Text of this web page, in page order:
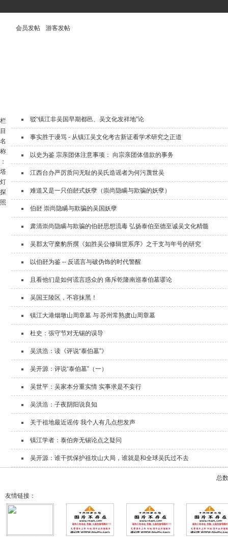
会员发帖 游客发帖
栏
目
名
称
：
塔
灯
探
照
驳“镇江非吴国早期都邑、吴文化发祥地”论
事实胜于谩骂 - 从镇江吴文化考古新证看学术研究之正道
以史为鉴 宗亲团体注意事项： 向宗亲团体借款的事务
江西台办严厉质问无耻的吴氏造谣者为何污蔑世吴
难道又是一只伯噽式妖孽（崇尚隐瞒与欺骗的妖孽）
伯噽 崇尚隐瞒与欺骗的吴国妖孽
肃清崇尚隐瞒与欺骗的伯噽思想流毒 弘扬泰伯至德至诚吴文化精髓
吴郡太守糜豹所撰《如胜吴公修辑世系序》之干支与年号的研究
以伯噽为鉴 -- 反谎言与破伪饰的时代警醒
且看他们是如何谎言惑众的 痛斥乾隆南巡泰伯墓谬论
吴国王陵区，不容抹黑！
镇江大港烟墩山周章墓 与 苏州常熟虞山周章墓
杜史：張守节对无锡的误导
吴洪浩：读《评说“泰伯墓”》
吴开源：评说“泰伯墓”（一）
吴世平：吴家本分重实情 实事求是不妄行
吴洪浩：子夜阴阳说良知
关于祖地最近谣传 我个人有几点想发声
镇江学者：泰伯奔无锡论点之疑问
吴开源：谁干扰保护祖坟山大局，谁就是和全球吴氏过不去
总
友情链接：